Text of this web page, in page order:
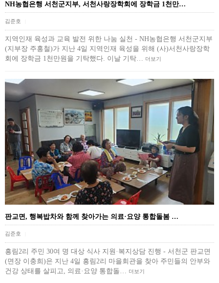
NH농협은행 서천군지부, 서천사랑장학회에 장학금 1천만…
김준호
지역인재 육성과 교육 발전 위한 나눔 실천 - NH농협은행 서천군지부
(지부장 주홍철)가 지난 4일 지역인재 육성을 위해 (사)서천사랑장학
회에 장학금 1천만원을 기탁했다. 이날 기탁… 더보기
판교면, 행복밥차와 함께 찾아가는 의료·요양 통합돌봄 …
김준호
흥림2리 주민 30여 명 대상 식사 지원·복지상담 진행 - 서천군 판교면
(면장 이충희)은 지난 4일 흥림2리 마을회관을 찾아 주민들의 안부와
건강 상태를 살피고, 의료·요양 통합돌…
더보기